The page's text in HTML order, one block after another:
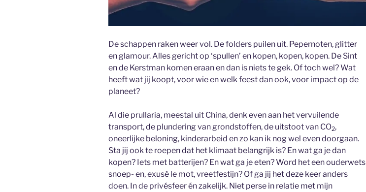
De schappen raken weer vol. De folders puilen uit. Pepernoten, glitter
en glamour. Alles gericht op ‘spullen’ en kopen, kopen, kopen. De Sint
en de Kerstman komen eraan en dan is niets te gek. Of toch wel? Wat
heeft wat jij koopt, voor wie en welk feest dan ook, voor impact op de
planeet?
Al die prullaria, meestal uit China, denk even aan het vervuilende
transport, de plundering van grondstoffen, de uitstoot van CO2,
oneerlijke beloning, kinderarbeid en zo kan ik nog wel even doorgaan.
Sta jij ook te roepen dat het klimaat belangrijk is? En wat ga je dan
kopen? Iets met batterijen? En wat ga je eten? Word het een ouderwets
snoep- en, exusé le mot, vreetfestijn? Of ga jij het deze keer anders
doen. In de privésfeer én zakelijk. Niet perse in relatie met mijn